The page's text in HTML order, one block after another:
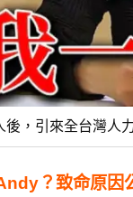
，引來全台灣人
？致命原因